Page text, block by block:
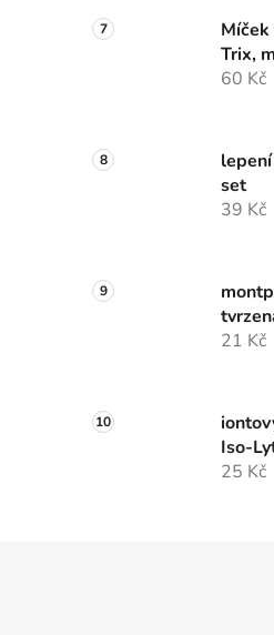
Trix,
60 Kč
set
39 Kč
21 Kč
Iso-
25 Kč